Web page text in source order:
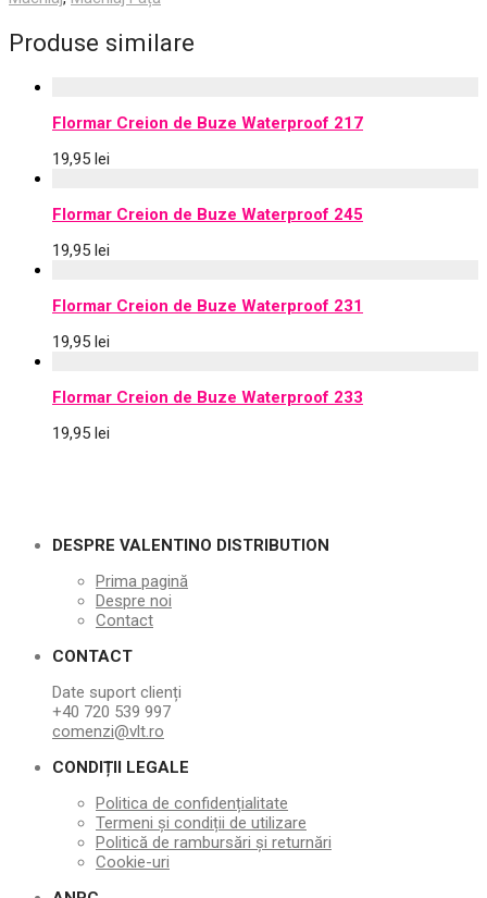
Produse similare
Flormar Creion de Buze Waterproof 217
19,95 lei
Flormar Creion de Buze Waterproof 245
19,95 lei
Flormar Creion de Buze Waterproof 231
19,95 lei
Flormar Creion de Buze Waterproof 233
19,95 lei
DESPRE VALENTINO DISTRIBUTION
Prima pagină
Despre noi
Contact
CONTACT
Date suport clienți
+40 720 539 997
comenzi@vlt.ro
CONDIȚII LEGALE
Politica de confidențialitate
Termeni și condiții de utilizare
Politică de rambursări și returnări
Cookie-uri